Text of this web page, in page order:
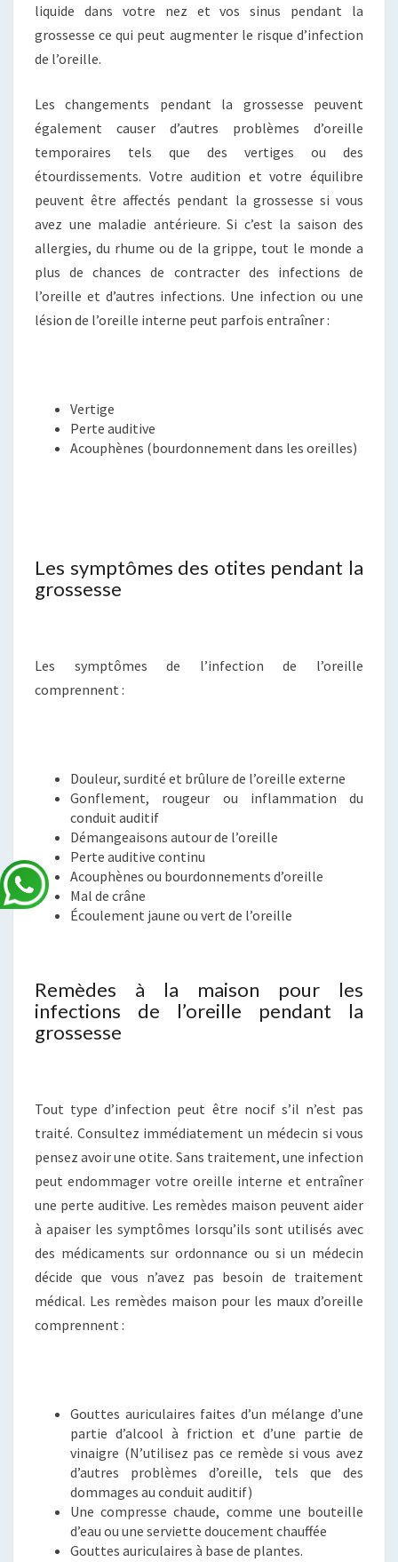
liquide dans votre nez et vos sinus pendant la
grossesse ce qui peut augmenter le risque d’infection
de l’oreille.
Les changements pendant la grossesse peuvent
également causer d’autres problèmes d’oreille
temporaires tels que des vertiges ou des
étourdissements. Votre audition et votre équilibre
peuvent être affectés pendant la grossesse si vous
avez une maladie antérieure. Si c’est la saison des
allergies, du rhume ou de la grippe, tout le monde a
plus de chances de contracter des infections de
l’oreille et d’autres infections. Une infection ou une
lésion de l’oreille interne peut parfois entraîner :
Vertige
Perte auditive
Acouphènes (bourdonnement dans les oreilles)
Les symptômes des otites pendant la
grossesse
Les symptômes de l’infection de l’oreille
comprennent :
Douleur, surdité et brûlure de l’oreille externe
Gonflement, rougeur ou inflammation du
conduit auditif
Démangeaisons autour de l’oreille
Perte auditive continu
Acouphènes ou bourdonnements d’oreille
Mal de crâne
Écoulement jaune ou vert de l’oreille
Remèdes à la maison pour les
infections de l’oreille pendant la
grossesse
Tout type d’infection peut être nocif s’il n’est pas
traité. Consultez immédiatement un médecin si vous
pensez avoir une otite. Sans traitement, une infection
peut endommager votre oreille interne et entraîner
une perte auditive. Les remèdes maison peuvent aider
à apaiser les symptômes lorsqu’ils sont utilisés avec
des médicaments sur ordonnance ou si un médecin
décide que vous n’avez pas besoin de traitement
médical. Les remèdes maison pour les maux d’oreille
comprennent :
Gouttes auriculaires faites d’un mélange d’une
partie d’alcool à friction et d’une partie de
vinaigre (N’utilisez pas ce remède si vous avez
d’autres problèmes d’oreille, tels que des
dommages au conduit auditif)
Une compresse chaude, comme une bouteille
d’eau ou une serviette doucement chauffée
Gouttes auriculaires à base de plantes.